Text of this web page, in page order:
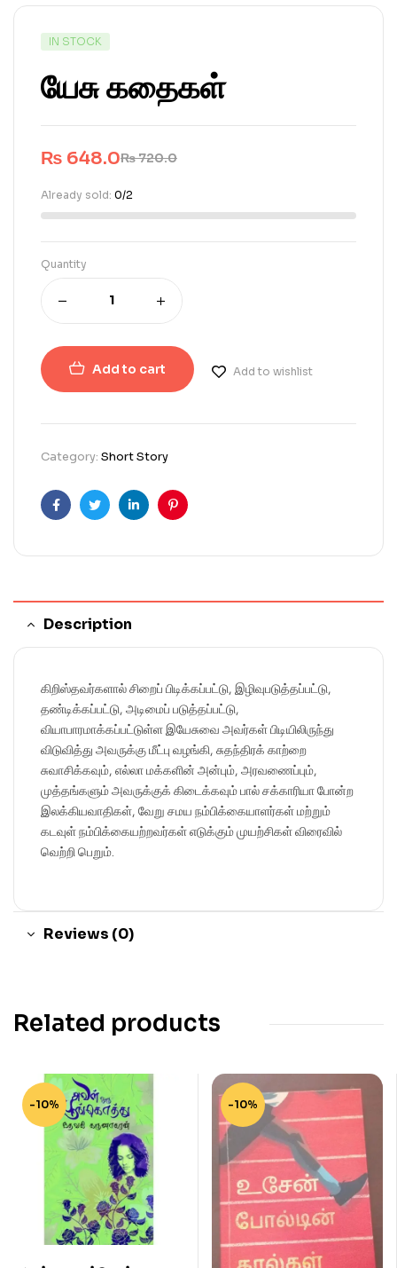
IN STOCK
யேசு கதைகள்
₨720.0
₨ 648.0
Already sold: 0/2
Quantity
Add to cart Add to wishlist
Category: Short Story
FacebookTwitterLinkedinPinterest
Description
கிறிஸ்தவர்களால் சிறைப் பிடிக்கப்பட்டு, இழிவுபடுத்தப்பட்டு,
தண்டிக்கப்பட்டு, அடிமைப் படுத்தப்பட்டு,
வியாபாரமாக்கப்பட்டுள்ள இயேசுவை அவர்கள் பிடியிலிருந்து
விடுவித்து அவருக்கு மீட்பு வழங்கி, சுதந்திரக் காற்றை
சுவாசிக்கவும், எல்லா மக்களின் அன்பும், அரவணைப்பும்,
முத்தங்களும் அவருக்குக் கிடைக்கவும் பால் சக்காரியா போன்ற
இலக்கியவாதிகள், வேறு சமய நம்பிக்கையாளர்கள் மற்றும்
கடவுள் நம்பிக்கையற்றவர்கள் எடுக்கும் முயற்சிகள் விரைவில்
வெற்றி பெறும்.
Reviews (0)
Related products
-10% -10%